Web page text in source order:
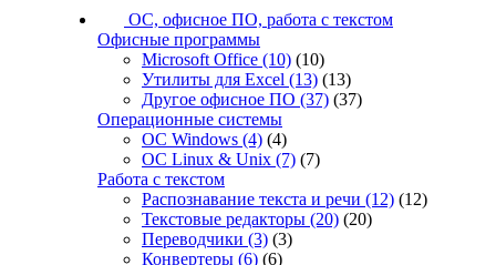
ОС, офисное ПО, работа с текстом
Офисные программы
Microsoft Office (10) (10)
Утилиты для Excel (13) (13)
Другое офисное ПО (37) (37)
Операционные системы
ОС Windows (4) (4)
ОС Linux & Unix (7) (7)
Работа с текстом
Распознавание текста и речи (12) (12)
Текстовые редакторы (20) (20)
Переводчики (3) (3)
Конвертеры (6) (6)